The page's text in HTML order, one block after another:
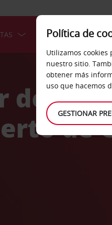
COCHES
de
de
Política de
Utilizamos
nuestro sitio.
obtener más
uso que hacemos
GESTIONAR